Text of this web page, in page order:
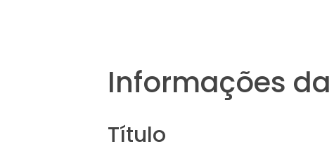
Informações
Título